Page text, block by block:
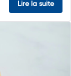
Lire la suite